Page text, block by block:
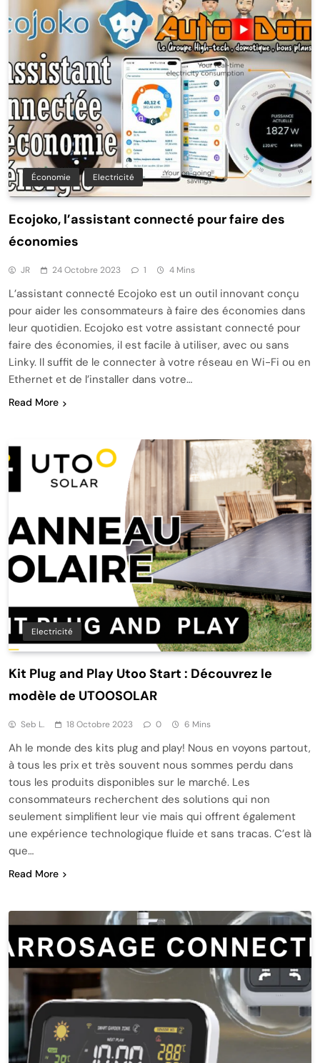
Économie Electricité
Ecojoko, l’assistant connecté pour faire des
économies
JR 24 Octobre 2023 1 4 Mins
L’assistant connecté Ecojoko est un outil innovant conçu
pour aider les consommateurs à faire des économies dans
leur quotidien. Ecojoko est votre assistant connecté pour
faire des économies, il est facile à utiliser, avec ou sans
Linky. Il suffit de le connecter à votre réseau en Wi-Fi ou en
Ethernet et de l’installer dans votre…
Read More
Electricité
Kit Plug and Play Utoo Start : Découvrez le
modèle de UTOOSOLAR
Seb L. 18 Octobre 2023 0 6 Mins
Ah le monde des kits plug and play! Nous en voyons partout,
à tous les prix et très souvent nous sommes perdu dans
tous les produits disponibles sur le marché. Les
consommateurs recherchent des solutions qui non
seulement simplifient leur vie mais qui offrent également
une expérience technologique fluide et sans tracas. C’est là
que…
Read More